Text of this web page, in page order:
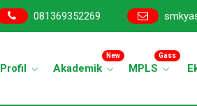
081369352269
Profil Akademik
New
MPLS
Gass